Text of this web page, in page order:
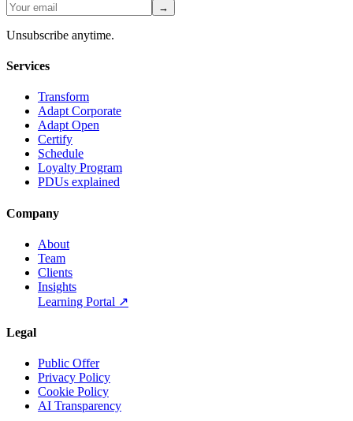
→
Unsubscribe anytime.
Services
Transform
Adapt Corporate
Adapt Open
Certify
Schedule
Loyalty Program
PDUs explained
Company
About
Team
Clients
Insights
Learning Portal ↗
Legal
Public Offer
Privacy Policy
Cookie Policy
AI Transparency